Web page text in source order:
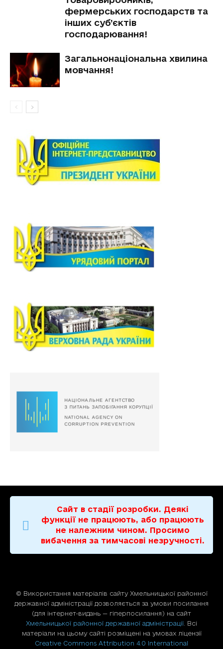
фермерських господарств та
інших суб’єктів
господарювання!
Загальнонаціональна хвилина
мовчання!
Сайт в стадії розробки. Деякі
функції не працюють, або працюють
не належним чином. Просимо
вибачення за тимчасові незручності.
© Використання матерiалiв сайту Хмельницької районної
державної адміністрації дозволяється за умови посилання
(для iнтернет-видань — гiперпосилання) на сайт
Хмельницької районної державної адміністрації . Всі
матеріали на цьому сайті розміщені на умовах ліцензії
Creative Commons Attribution 4.0 International